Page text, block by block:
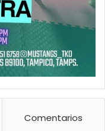
Comentarios